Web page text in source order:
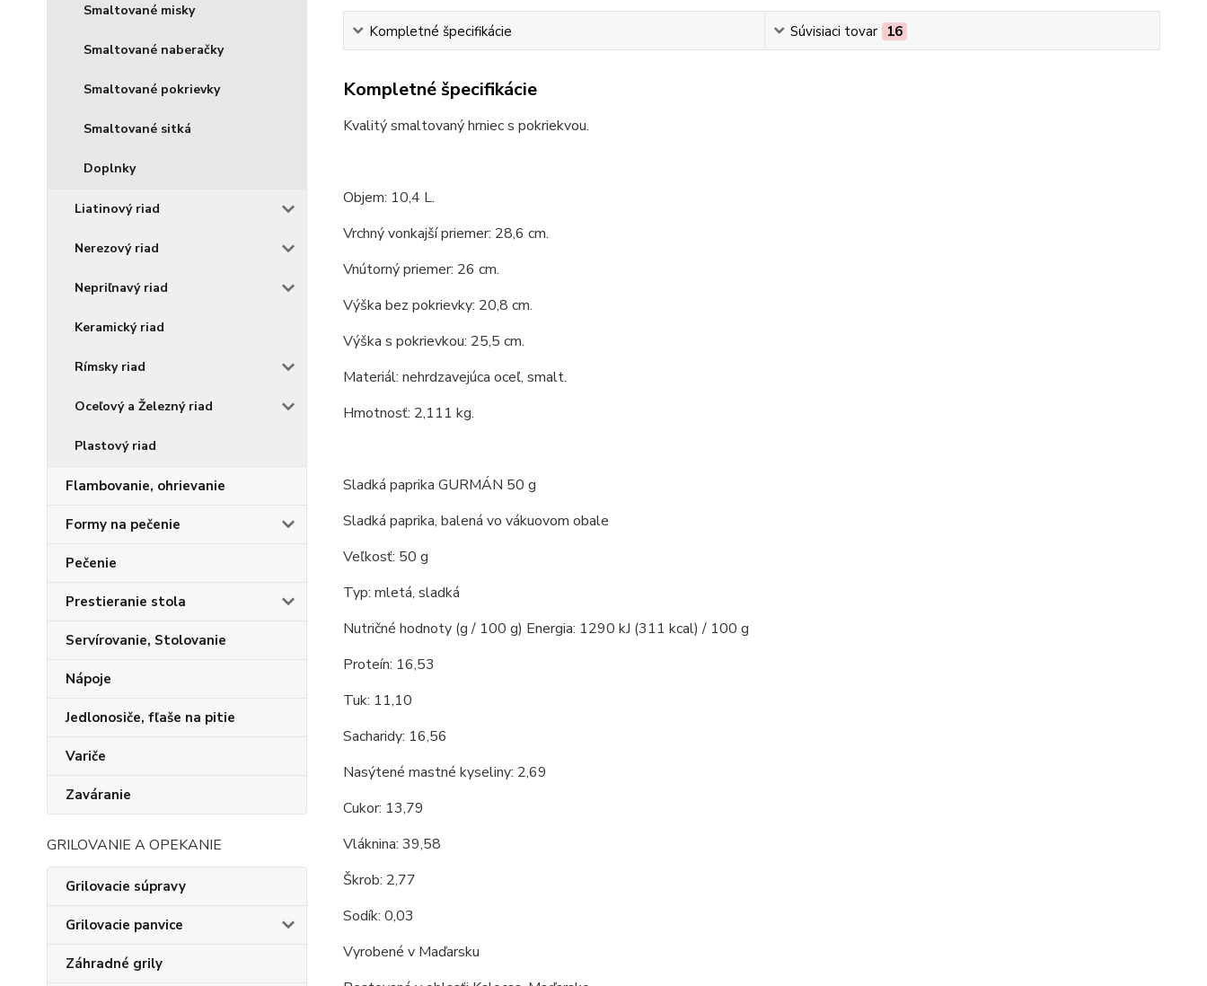
Smaltované misky
Smaltované naberačky
Smaltované pokrievky
Smaltované sitká
Doplnky
Liatinový riad
Nerezový riad
Nepriľnavý riad
Keramický riad
Rímsky riad
Oceľový a Železný riad
Plastový riad
Flambovanie, ohrievanie
Formy na pečenie
Pečenie
Prestieranie stola
Servírovanie, Stolovanie
Nápoje
Jedlonosiče, fľaše na pitie
Variče
Zaváranie
GRILOVANIE A OPEKANIE
Grilovacie súpravy
Grilovacie panvice
Záhradné grily
Kompletné špecifikácie Súvisiaci tovar 16
Kompletné špecifikácie
Kvalitý smaltovaný hrniec s pokriekvou.
Objem: 10,4 L.
Vrchný vonkajší priemer: 28,6 cm.
Vnútorný priemer: 26 cm.
Výška bez pokrievky: 20,8 cm.
Výška s pokrievkou: 25,5 cm.
Materiál: nehrdzavejúca oceľ, smalt.
Hmotnosť: 2,111 kg.
Sladká paprika GURMÁN 50 g
Sladká paprika, balená vo vákuovom obale
Veľkosť: 50 g
Typ: mletá, sladká
Nutričné hodnoty (g / 100 g) Energia: 1290 kJ (311 kcal) / 100 g
Proteín: 16,53
Tuk: 11,10
Sacharidy: 16,56
Nasýtené mastné kyseliny: 2,69
Cukor: 13,79
Vláknina: 39,58
Škrob: 2,77
Sodík: 0,03
Vyrobené v Maďarsku